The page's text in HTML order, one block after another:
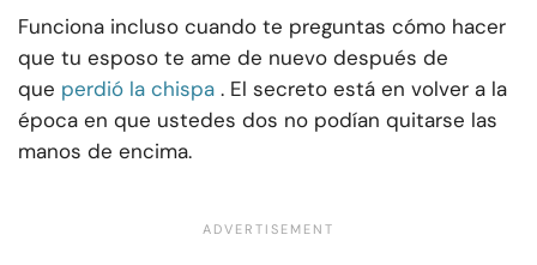
Funciona incluso cuando te preguntas cómo hacer
que tu esposo te ame de nuevo después de
que perdió la chispa . El secreto está en volver a la
época en que ustedes dos no podían quitarse las
manos de encima.